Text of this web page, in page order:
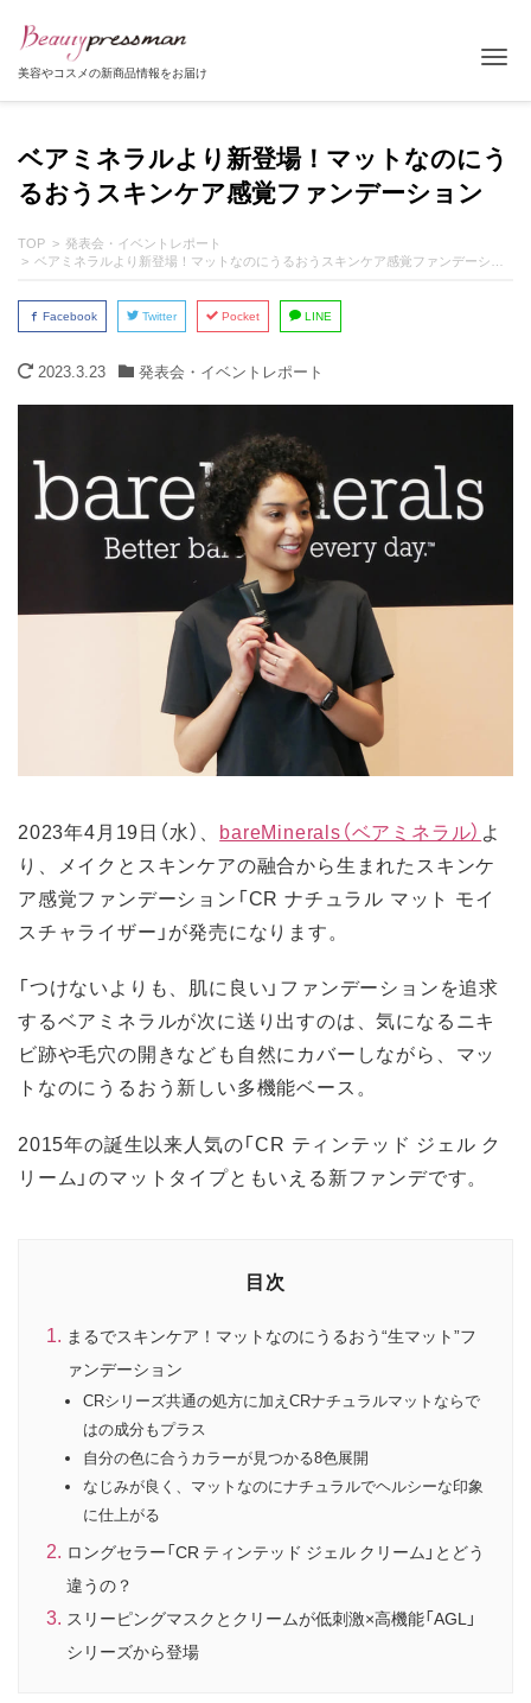
美容やコスメの新商品情報をお届け
ベアミネラルより新登場！マットなのにう
るおうスキンケア感覚ファンデーション
TOP
発表会・イベントレポート
ベアミネラルより新登場！マットなのにうるおうスキンケア感覚ファンデーション
Facebook Twitter Pocket LINE
2023.3.23 発表会・イベントレポート
2023年4月19日（水）、 bareMinerals（ベアミネラル） よ
り、メイクとスキンケアの融合から生まれたスキンケ
ア感覚ファンデーション「CR ナチュラル マット モイ
スチャライザー」が発売になります。
「つけないよりも、肌に良い」ファンデーションを追求
するベアミネラルが次に送り出すのは、気になるニキ
ビ跡や毛穴の開きなども自然にカバーしながら、マッ
トなのにうるおう新しい多機能ベース。
2015年の誕生以来人気の「CR ティンテッド ジェル ク
リーム」のマットタイプともいえる新ファンデです。
目次
まるでスキンケア！マットなのにうるおう“生マット”フ
ァンデーション
CRシリーズ共通の処方に加えCRナチュラルマットならで
はの成分もプラス
自分の色に合うカラーが見つかる8色展開
なじみが良く、マットなのにナチュラルでヘルシーな印象
に仕上がる
ロングセラー「CR ティンテッド ジェル クリーム」とどう
違うの？
スリーピングマスクとクリームが低刺激×高機能「AGL」
シリーズから登場